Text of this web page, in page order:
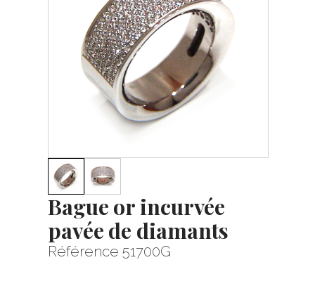
Bague or incurvée
pavée de diamants
Référence 51700G